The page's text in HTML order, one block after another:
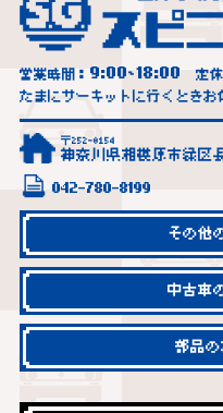
営業時間： 9:00~18:00
定休
たまにサーキットに行くときお
〒252-0154
神奈川県相模原市緑区
042-780-8199
その他
中古車
部品